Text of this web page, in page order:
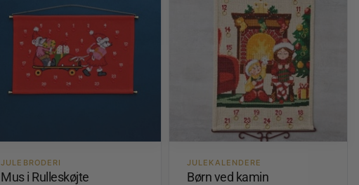
JULEBRODERI
Mus i Rulleskøjte
JULEKALENDERE
Børn ved kamin